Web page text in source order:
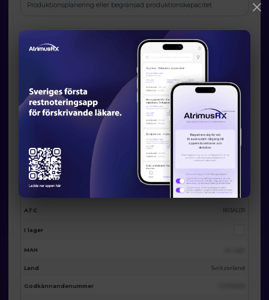
Produktionsplanering eller begränsad produktionskapacitet
Läkemedelsverkets information om möjliga
alternativ
Eventuella licensalternativ från
AtrimusRx
20866
Produktnamn Trimbow® sol for inhalation 172µg/5µg/9µg 120 doses
Förpackning
Substa
Beclometasone dipropionate, formoterol fumarate dihydrate,
glycopyrronium bromide
ATC R03AL09
I lager
MAH
Land Switzerland
Godkännandenummer